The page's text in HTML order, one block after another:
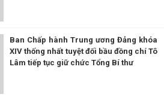
Ban Chấp hành Trung ương Đảng khóa
XIV thống nhất tuyệt đối bầu đồng chí Tô
Lâm tiếp tục giữ chức Tổng Bí thư